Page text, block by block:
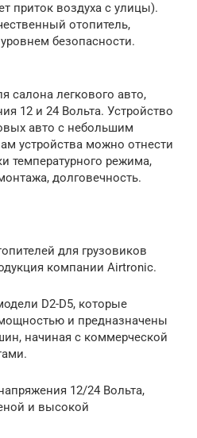
приток воздуха с улицы).
отопитель,
безопасности.
салона легкового авто,
12 и 24 Вольта. Устройство
авто с небольшим
устройства можно отнести
температурного режима,
долговечность.
для грузовиков
компании Airtronic.
D2-D5, которые
и предназначены
начиная с коммерческой
12/24 Вольта,
и высокой